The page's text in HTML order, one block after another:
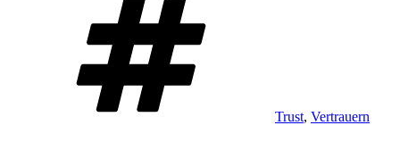
Trust, Vertrauern